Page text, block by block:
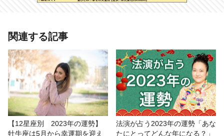
あわせて読みたい記事
【2023年の運勢占いまとめ】鏡リュ
ウジ、星ひとみ、島田秀平など人気
占い師が占う！
# 2023年の運勢 # 2023年仕事運・金運 # おもしろ
関連する記事
【12星座別 2023年の運勢】
牡牛座は5月から幸運期を迎え
法演が占う2023年の運勢「あな
たにとってどんな年になる？」